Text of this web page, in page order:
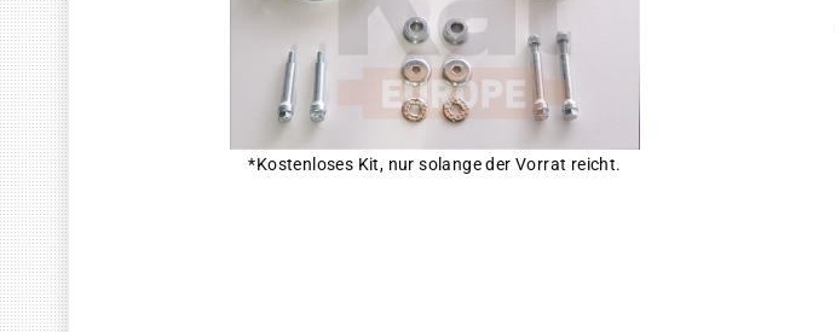
*Kostenloses Kit, nur solange der Vorrat reicht.